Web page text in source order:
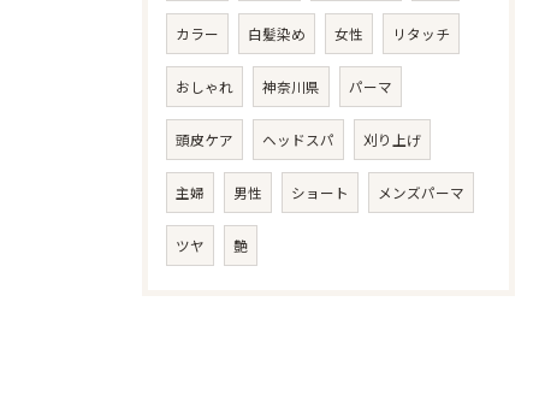
カラー 白髪染め 女性 リタッチ
おしゃれ 神奈川県 パーマ
頭皮ケア ヘッドスパ 刈り上げ
主婦 男性 ショート メンズパーマ
ツヤ 艶